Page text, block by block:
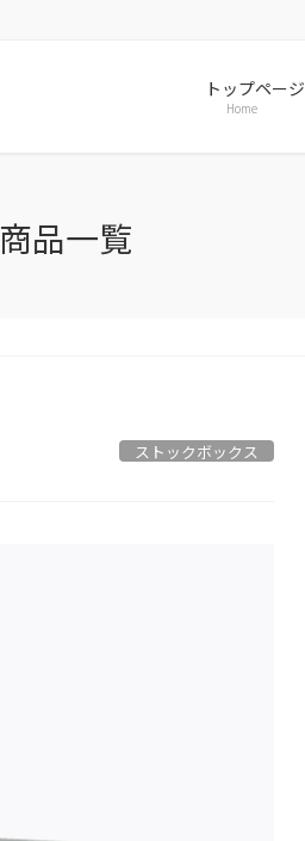
トップページ
Home
商品一覧
ストックボックス